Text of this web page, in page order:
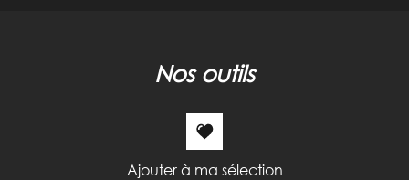
nos outils
Ajouter à ma sélection